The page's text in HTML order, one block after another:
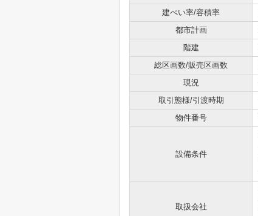
建ぺい率/容積率
都市計画
階建
総区画数/販売区画数
現況
取引態様/引渡時期
物件番号
設備条件
取扱会社